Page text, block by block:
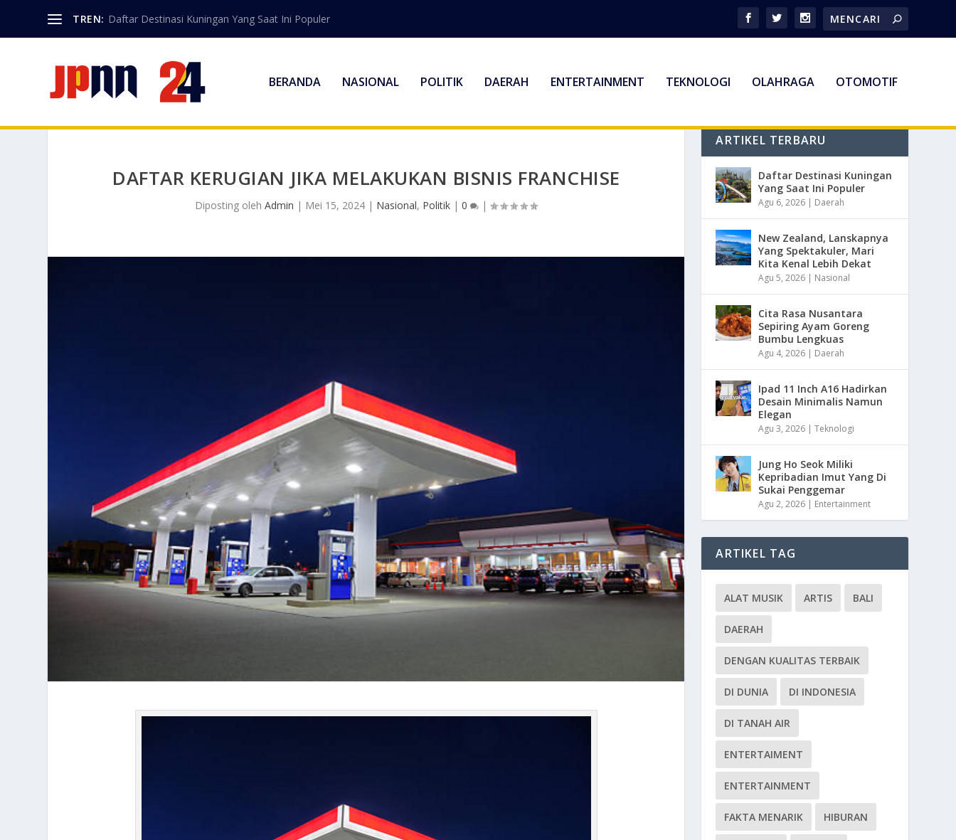
TREN: Daftar Destinasi Kuningan Yang Saat Ini Populer
BERANDA NASIONAL POLITIK DAERAH ENTERTAINMENT TEKNOLOGI OLAHRAGA OTOMOTIF
DAFTAR KERUGIAN JIKA MELAKUKAN BISNIS FRANCHISE
Diposting olehAdmin | Mei 15, 2024 | Nasional, Politik |0 |
ARTIKEL TERBARU
Daftar Destinasi Kuningan
Yang Saat Ini Populer
Agu 6, 2026 | Daerah
New Zealand, Lanskapnya
Yang Spektakuler, Mari
Kita Kenal Lebih Dekat
Agu 5, 2026 | Nasional
Cita Rasa Nusantara
Sepiring Ayam Goreng
Bumbu Lengkuas
Agu 4, 2026 | Daerah
Ipad 11 Inch A16 Hadirkan
Desain Minimalis Namun
Elegan
Agu 3, 2026 |Teknologi
Jung Ho Seok Miliki
Kepribadian Imut Yang Di
Sukai Penggemar
Agu 2, 2026 | Entertainment
ARTIKEL TAG
ALAT MUSIK ARTIS BALI
DAERAH
DENGAN KUALITAS TERBAIK
DI DUNIA DI INDONESIA
DI TANAH AIR
ENTERTAIMENT
ENTERTAINMENT
FAKTA MENARIK HIBURAN